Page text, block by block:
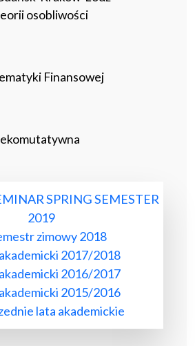
osobliwości
Finansowej
SPRING SEMESTER
2019
zimowy 2018
2017/2018
2016/2017
2015/2016
lata akademickie